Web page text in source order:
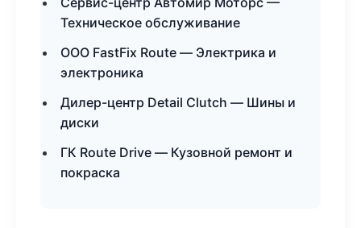
Техническое обслуживание
ООО FastFix Route — Электрика и
электроника
Дилер-центр Detail Clutch — Шины и
диски
ГК Route Drive — Кузовной ремонт и
покраска